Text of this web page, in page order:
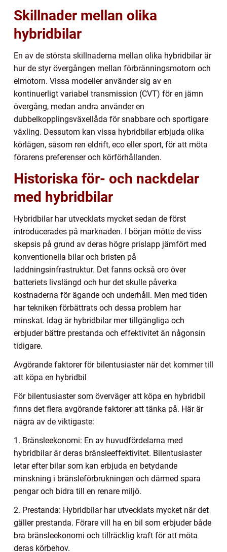
Skillnader mellan olika
hybridbilar
En av de största skillnaderna mellan olika hybridbilar är
hur de styr övergången mellan förbränningsmotorn och
elmotorn. Vissa modeller använder sig av en
kontinuerligt variabel transmission (CVT) för en jämn
övergång, medan andra använder en
dubbelkopplingsväxellåda för snabbare och sportigare
växling. Dessutom kan vissa hybridbilar erbjuda olika
körlägen, såsom ren eldrift, eco eller sport, för att möta
förarens preferenser och körförhållanden.
Historiska för- och nackdelar
med hybridbilar
Hybridbilar har utvecklats mycket sedan de först
introducerades på marknaden. I början mötte de viss
skepsis på grund av deras högre prislapp jämfört med
konventionella bilar och bristen på
laddningsinfrastruktur. Det fanns också oro över
batteriets livslängd och hur det skulle påverka
kostnaderna för ägande och underhåll. Men med tiden
har tekniken förbättrats och dessa problem har
minskat. Idag är hybridbilar mer tillgängliga och
erbjuder bättre prestanda och effektivitet än någonsin
tidigare.
Avgörande faktorer för bilentusiaster när det kommer till
att köpa en hybridbil
För bilentusiaster som överväger att köpa en hybridbil
finns det flera avgörande faktorer att tänka på. Här är
några av de viktigaste:
1. Bränsleekonomi: En av huvudfördelarna med
hybridbilar är deras bränsleeffektivitet. Bilentusiaster
letar efter bilar som kan erbjuda en betydande
minskning i bränsleförbrukningen och därmed spara
pengar och bidra till en renare miljö.
2. Prestanda: Hybridbilar har utvecklats mycket när det
gäller prestanda. Förare vill ha en bil som erbjuder både
bra bränsleekonomi och tillräcklig kraft för att möta
deras körbehov.